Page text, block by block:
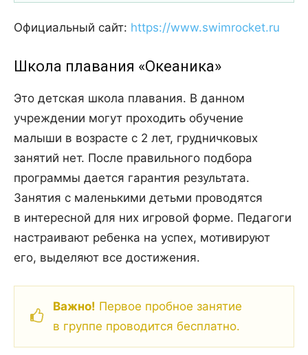
Официальный сайт: https://www.swimrocket.ru
Школа плавания «Океаника»
Это детская школа плавания. В данном
учреждении могут проходить обучение
малыши в возрасте с 2 лет, грудничковых
занятий нет. После правильного подбора
программы дается гарантия результата.
Занятия с маленькими детьми проводятся
в интересной для них игровой форме. Педагоги
настраивают ребенка на успех, мотивируют
его, выделяют все достижения.
Важно! Первое пробное занятие
в группе проводится бесплатно.